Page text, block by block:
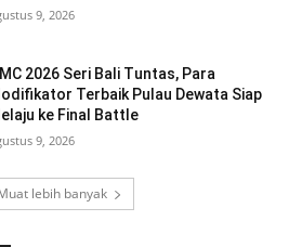
9, 2026
2026 Seri Bali Tuntas, Para
Terbaik Pulau Dewata Siap
ke Final Battle
9, 2026
lebih banyak